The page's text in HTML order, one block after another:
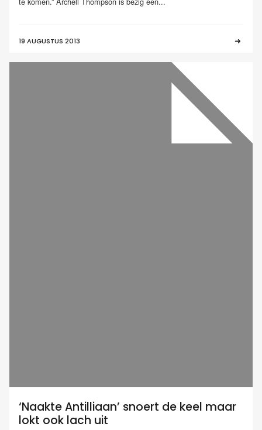
19 AUGUSTUS 2013
‘Naakte Antilliaan’ snoert de keel maar
lokt ook lach uit